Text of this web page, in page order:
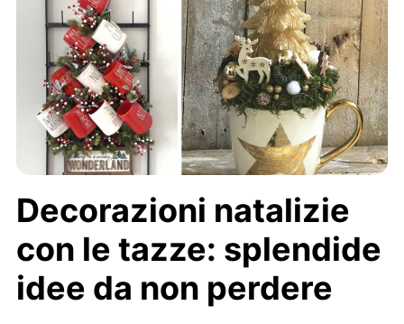
Decorazioni natalizie
con le tazze: splendide
idee da non perdere